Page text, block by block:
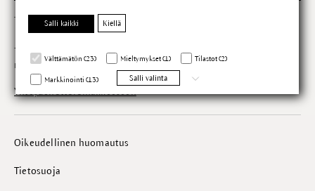
Salli kaikki Kiellä
Välttämätön (23) Mieltymykset (1) Tilastot (2)
Markkinointi (13) Salli valinta
Tavoitat meidät
+358 9 774 3010
ma - pe klo 9.30 - 15.30
Yhteydenottolomakkeeseen
Oikeudellinen huomautus
Tietosuoja